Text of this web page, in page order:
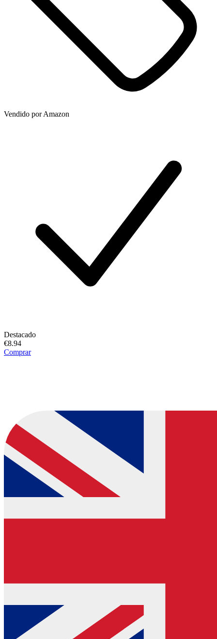
Vendido porAmazon
Destacado
€8.94
Comprar